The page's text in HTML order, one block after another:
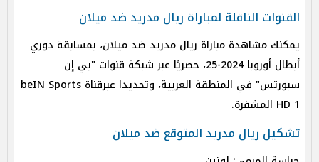
القنوات الناقلة لمباراة ريال مدريد ضد ميلان
يمكنك مشاهدة مباراة ريال مدريد ضد ميلان، بمسابقة دوري
أبطال أوروبا 2024-25، حصريًا عبر شبكة قنوات "بي إن
سبورتس" في المنطقة العربية، وتحديدا عبرقناة beIN Sports
HD 1 المشفرة.
تشكيل ريال مدريد المتوقع ضد ميلان